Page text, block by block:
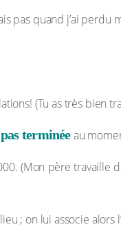
pas quand j’ai
(Tu as très bien
terminéeau
(Mon père travaille
; on lui associe alors